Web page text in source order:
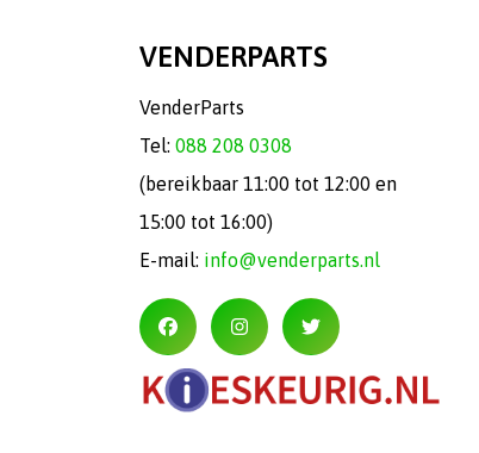
VENDERPARTS
VenderParts
Tel: 088 208 0308
(bereikbaar 11:00 tot 12:00 en
15:00 tot 16:00)
E-mail: info@venderparts.nl